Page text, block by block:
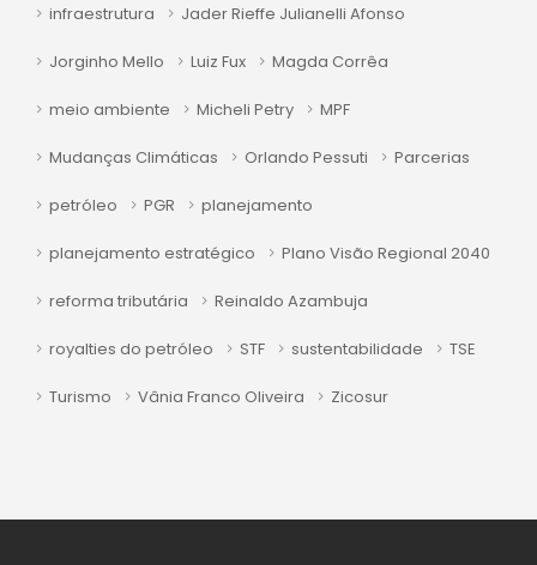
infraestrutura Jader Rieffe Julianelli Afonso
Jorginho Mello Luiz Fux Magda Corrêa
meio ambiente Micheli Petry MPF
Mudanças Climáticas Orlando Pessuti Parcerias
petróleo PGR planejamento
planejamento estratégico Plano Visão Regional 2040
reforma tributária Reinaldo Azambuja
royalties do petróleo STF sustentabilidade TSE
Turismo Vânia Franco Oliveira Zicosur